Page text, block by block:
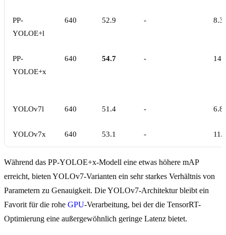
PP-
YOLOE+l
640 52.9 -
PP-
YOLOE+x
640 54.7 -
YOLOv7l 640 51.4 -
YOLOv7x 640 53.1 -
Während das PP-YOLOE+x-Modell eine etwas höhere mAP
erreicht, bieten YOLOv7-Varianten ein sehr starkes Verhältnis von
Parametern zu Genauigkeit. Die YOLOv7-Architektur bleibt ein
Favorit für die rohe GPU-Verarbeitung, bei der die TensorRT-
Optimierung eine außergewöhnlich geringe Latenz bietet.